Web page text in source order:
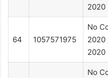
2020
64 1057571975
No
2020
2020
No